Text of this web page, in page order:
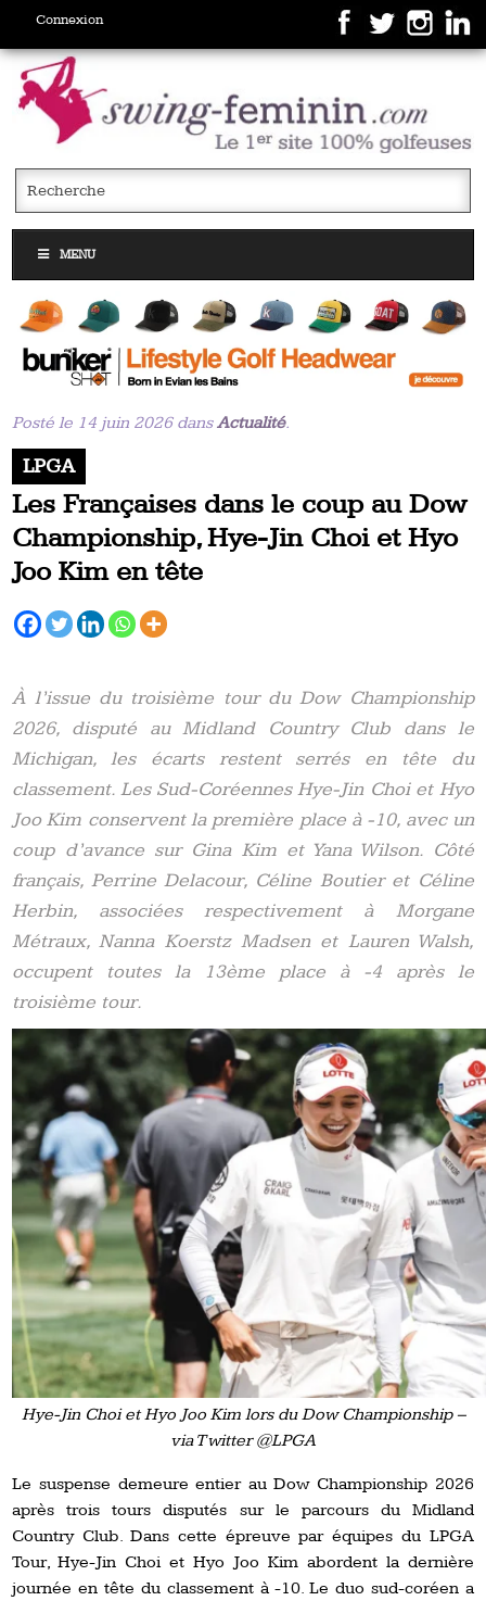
Connexion
MENU
Posté le 14 juin 2026 dansActualité.
LPGA
Les Françaises dans le coup au Dow
Championship, Hye-Jin Choi et Hyo
Joo Kim en tête
À l’issue du troisième tour du Dow Championship
2026, disputé au Midland Country Club dans le
Michigan, les écarts restent serrés en tête du
classement. Les Sud-Coréennes Hye-Jin Choi et Hyo
Joo Kim conservent la première place à -10, avec un
coup d’avance sur Gina Kim et Yana Wilson. Côté
français, Perrine Delacour, Céline Boutieret Céline
Herbin, associées respectivement à Morgane
Métraux,Nanna Koerstz Madsen et Lauren Walsh,
occupent toutes la 13ème place à -4 après le
troisième tour.
Hye-Jin Choi et Hyo Joo Kim lors du Dow Championship –
via Twitter @LPGA
Le suspense demeure entier au Dow Championship 2026
après trois tours disputés sur le parcours du Midland
Country Club. Dans cette épreuve par équipes du LPGA
Tour, Hye-Jin Choi et Hyo Joo Kim abordent la dernière
journée en tête du classement à -10. Le duo sud-coréen a